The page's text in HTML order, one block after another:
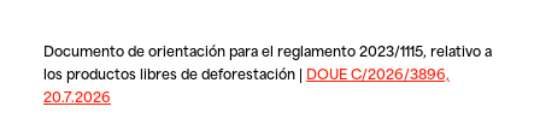
Documento de orientación para el reglamento 2023/1115, relativo a
los productos libres de deforestación | DOUE C/2026/3896,
20.7.2026